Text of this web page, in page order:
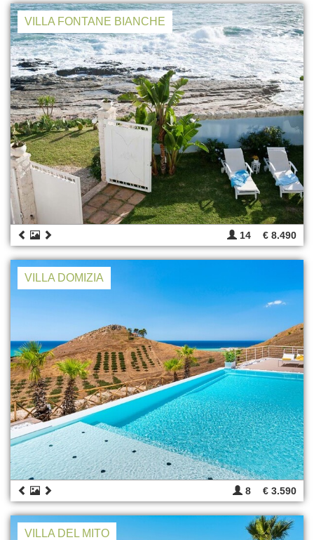
VILLA FONTANE BIANCHE
14 € 8.490
VILLA DOMIZIA
8 € 3.590
VILLA DEL MITO